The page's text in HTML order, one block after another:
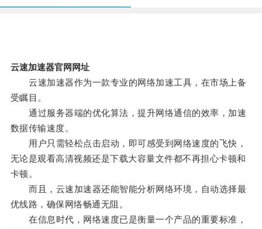
云速加速器官网网址
云速加速器作为一款专业的网络加速工具，在市场上备
受瞩目。
通过服务器端的优化算法，提升网络通信的效率，加速
数据传输速度。
用户只需轻松点击启动，即可感受到网络速度的飞快，
无论是观看高清视频还是下载大容量文件都不再担心卡顿和
卡顿。
而且，云速加速器还能智能分析网络环境，自动选择最
优线路，确保网络畅通无阻。
在信息时代，网络速度已是衡量一个产品的重要标准，